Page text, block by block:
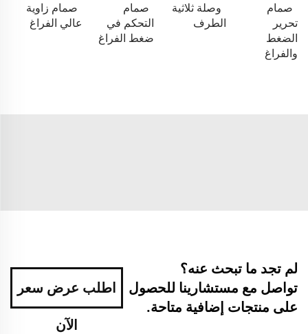
صمام
تحرير
الضغط
والفراغ
وصلة ثلاثية
الطرف
صمام
التحكم في
ضغط الفراغ
صمام زاوية
عالي الفراغ
لم تجد ما تبحث عنه؟
تواصل مع مستشارينا للحصول
على منتجات إضافية متاحة.
اطلب عرض سعر
الآن